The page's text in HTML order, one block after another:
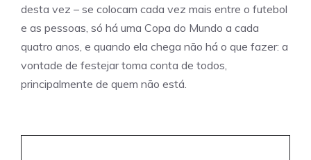
desta vez – se colocam cada vez mais entre o futebol
e as pessoas, só há uma Copa do Mundo a cada
quatro anos, e quando ela chega não há o que fazer: a
vontade de festejar toma conta de todos,
principalmente de quem não está.